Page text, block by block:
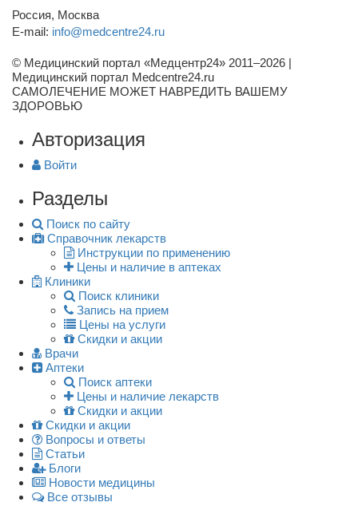
Россия, Москва
E-mail: info@medcentre24.ru
© Медицинский портал «Медцентр24» 2011–2026 |
Медицинский портал Medcentre24.ru
САМОЛЕЧЕНИЕ МОЖЕТ НАВРЕДИТЬ ВАШЕМУ
ЗДОРОВЬЮ
Авторизация
Войти
Разделы
Поиск по сайту
Справочник лекарств
Инструкции по применению
Цены и наличие в аптеках
Клиники
Поиск клиники
Запись на прием
Цены на услуги
Скидки и акции
Врачи
Аптеки
Поиск аптеки
Цены и наличие лекарств
Скидки и акции
Скидки и акции
Вопросы и ответы
Статьи
Блоги
Новости медицины
Все отзывы